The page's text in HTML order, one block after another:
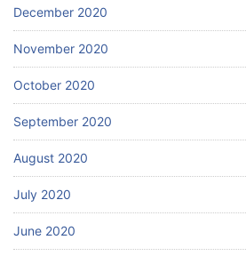
December 2020
November 2020
October 2020
September 2020
August 2020
July 2020
June 2020